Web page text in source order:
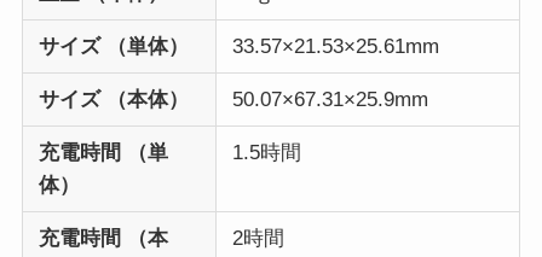
サイズ （単体） 33.57×21.53×25.61mm
サイズ （本体） 50.07×67.31×25.9mm
充電時間 （単
体）
1.5時間
充電時間 （本
2時間